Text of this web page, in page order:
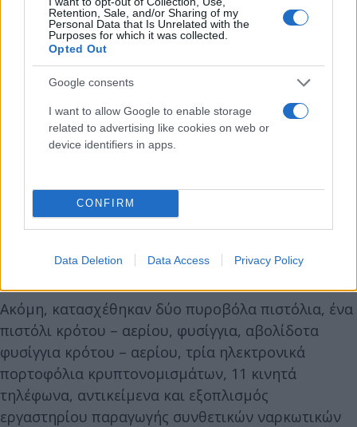
Retention, Sale, and/or Sharing of my
Personal Data that Is Unrelated with the
Purposes for which it was collected.
Opted Out
Google consents
I want to allow Google to enable storage
related to advertising like cookies on web or
device identifiers in apps.
CONFIRM
Data Deletion Data Access Privacy Policy
Στο αυτοσχέδιο και καλά οργανωμένο εργαστήριο
όπως επίσης και σε αποθήκη (στην περιοχή της
Τριανδρίας) καθώς και σε άλλους χώρους που
ερευνήθηκαν εντοπίστηκαν 43 κιλά και 254
πάνω από 6 λίτρα συνθετικής κάνναβης σε υγρή
μορφή, περίπου 2 κιλά κατεργασμένης κάνναβης σε
κάνναβης και 17 ναρκωτικά δισκία.
Ακόμη, κατασχέθηκαν δύο πυροβόλα πιστόλια, ένα
πιστόλι κρότου – αερίου, φυσίγγια, αβολίδοτα
φυσίγγια κρότου – αερίου, τρία ηλεκτρονικά
πορτοφόλια κρυπτονομισμάτων, 11 κινητά
τηλέφωνα, αντικείμενα και εξοπλισμός
εργαστηρίου παραγωγής συνθετικών ναρκωτικών